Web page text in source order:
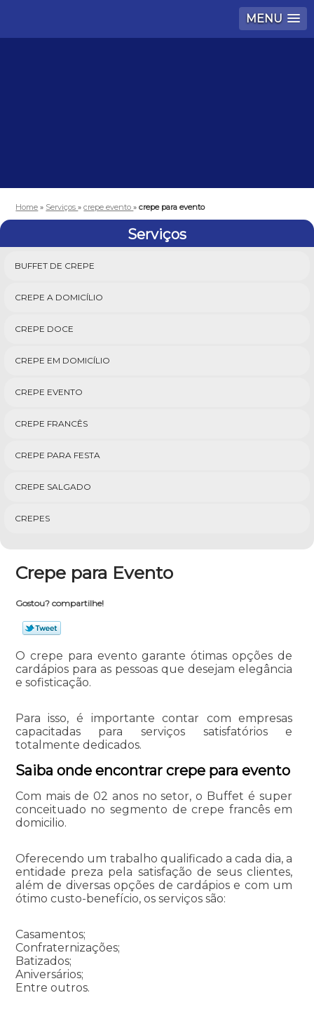
MENU
Home » Serviços»crepe evento»crepe para evento
Serviços
BUFFET DE CREPE
CREPE A DOMICÍLIO
CREPE DOCE
CREPE EM DOMICÍLIO
CREPE EVENTO
CREPE FRANCÊS
CREPE PARA FESTA
CREPE SALGADO
CREPES
Crepe para Evento
Gostou? compartilhe!
O crepe para evento garante ótimas opções de
cardápios para as pessoas que desejam elegância
e sofisticação.
Para isso, é importante contar com empresas
capacitadas para serviços satisfatórios e
totalmente dedicados.
Saiba onde encontrar crepe para evento
Com mais de 02 anos no setor, o Buffet é super
conceituado no segmento de crepe francês em
domicilio.
Oferecendo um trabalho qualificado a cada dia, a
entidade preza pela satisfação de seus clientes,
além de diversas opções de cardápios e com um
ótimo custo-benefício, os serviços são:
Casamentos;
Confraternizações;
Batizados;
Aniversários;
Entre outros.